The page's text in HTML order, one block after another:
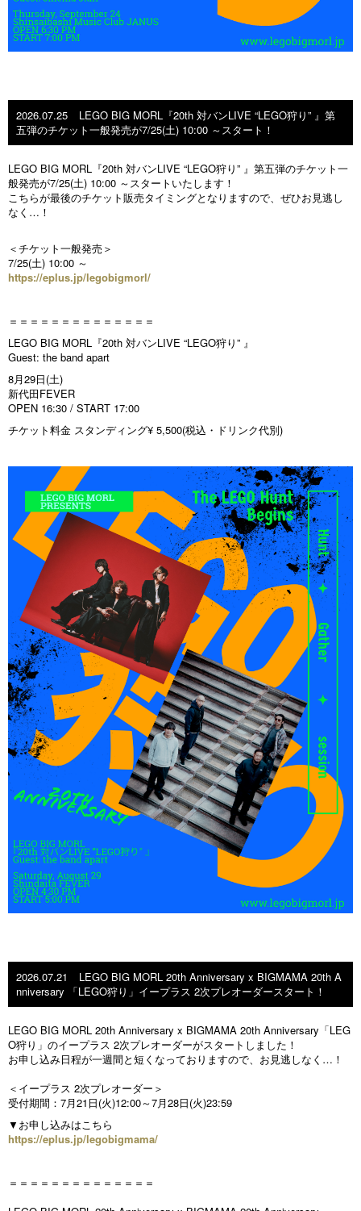
2026.07.25
LEGO BIG MORL『20th 対バンLIVE “LEGO狩り” 』第
五弾のチケット一般発売が7/25(土) 10:00 ～スタート！
LEGO BIG MORL『20th 対バンLIVE “LEGO狩り” 』第五弾のチケット一
般発売が7/25(土) 10:00 ～スタートいたします！
こちらが最後のチケット販売タイミングとなりますので、ぜひお見逃し
なく…！
＜チケット一般発売＞
7/25(土) 10:00 ～
https://eplus.jp/legobigmorl/
＝＝＝＝＝＝＝＝＝＝＝＝＝＝
LEGO BIG MORL『20th 対バンLIVE “LEGO狩り” 』
Guest: the band apart
8月29日(土)
新代田FEVER
OPEN 16:30 / START 17:00
チケット料金 スタンディング¥ 5,500(税込・ドリンク代別)
2026.07.21
LEGO BIG MORL 20th Anniversary x BIGMAMA 20th A
nniversary 「LEGO狩り」イープラス 2次プレオーダースタート！
LEGO BIG MORL 20th Anniversary x BIGMAMA 20th Anniversary「LEG
O狩り」のイープラス 2次プレオーダーがスタートしました！
お申し込み日程が一週間と短くなっておりますので、お見逃しなく…！
＜イープラス 2次プレオーダー＞
受付期間：7月21日(火)12:00～7月28日(火)23:59
▼お申し込みはこちら
https://eplus.jp/legobigmama/
＝＝＝＝＝＝＝＝＝＝＝＝＝＝